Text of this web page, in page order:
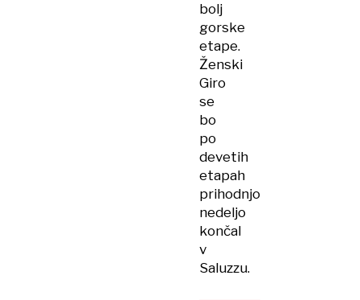
bolj
gorske
etape.
Ženski
Giro
se
bo
po
devetih
etapah
prihodnjo
nedeljo
končal
v
Saluzzu.